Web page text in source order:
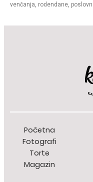
venčanja, rodendane,
otvorenom. Gostima je obezbeden privatni parking, a
omogućava jednostavan
dozvolite nam da zajedno
Početna
Fotografi
Torte
Magazin